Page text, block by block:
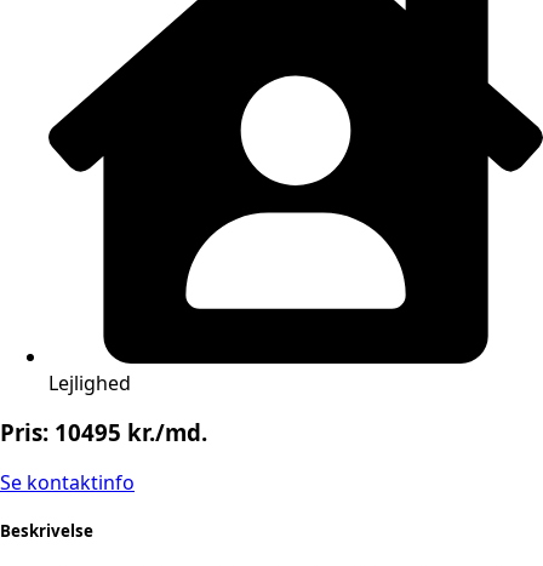
Lejlighed
Pris: 10495 kr./md.
Se kontaktinfo
Beskrivelse